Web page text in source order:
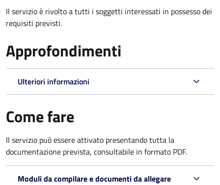
Il servizio è rivolto a tutti i soggetti interessati in possesso dei
requisiti previsti.
Approfondimenti
Ulteriori informazioni
Come fare
Il servizio può essere attivato presentando tutta la
documentazione prevista, consultabile in formato PDF.
Moduli da compilare e documenti da allegare